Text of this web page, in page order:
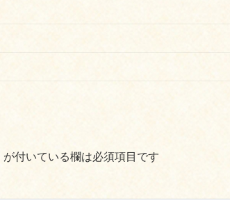
が付いている欄は必須項目です